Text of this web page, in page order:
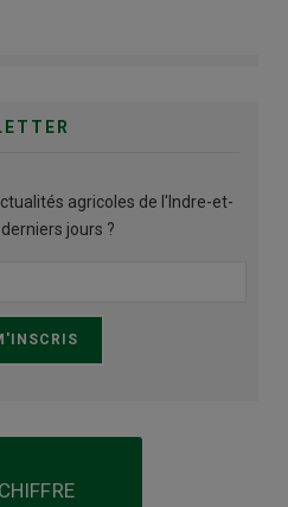
agricoles de l'Indre-et-
jours ?